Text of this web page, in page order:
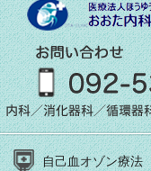
自己血オゾン療法